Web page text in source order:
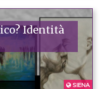
Identità
SIENA